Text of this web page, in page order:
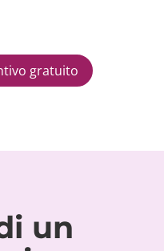
gratuito
un